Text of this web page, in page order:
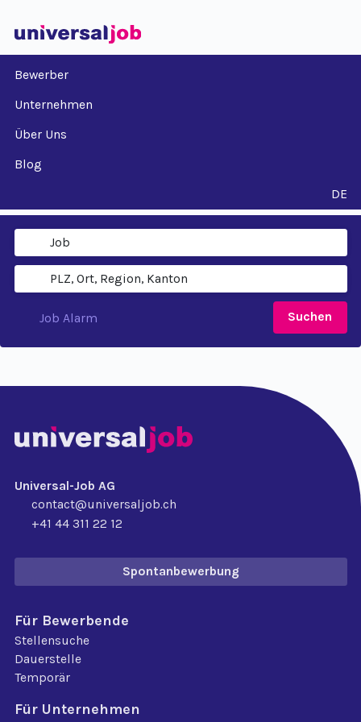
Bewerber
Unternehmen
Über Uns
Blog
DE
Suchen
Job Alarm
Universal-Job AG
contact@universaljob.ch
+41 44 311 22 12
Spontanbewerbung
Für Bewerbende
Stellensuche
Dauerstelle
Temporär
Für Unternehmen